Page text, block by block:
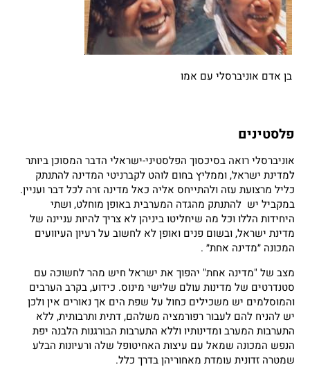
בן אדם אוניברסלי עם אמו
פלסטינים
אוניברסלי רואה בסיכסוך הפלסטיני-ישראלי הדבר המסוכן ביותר
למדינת ישראל, וממליץ בחום לוהט לקברניטי המדינה להתנתק
כליל מרצועת עזה ולהתייחס אליה כאל מדינה זרה לכל דבר ועניין.
במקביל יש להתנתק מהגדה המערבית באופן מוחלט, ושתי
היחידות הללו וכל מה שיחליטו ביניהן לא צריך להיות עניינה של
מדינת ישראל, ובשום פנים ואופן לא לחשוב על רעיון העיוועים
המכונה ״מדינה אחת״ .
מצב של "מדינה אחת" יהפוך את ישראל חיש מהר לחשוכה עם
סטנדרטים של מדינות עולם שלישי מינוס. כידוע, בקרב הערבים
והמוסלמים יש משכילים כחול על שפת הים אך נאורים אין ולכן
יש להניח להם לעבור רפורמציה משלהם, דתית ותרבותית, ללא
התערבות המערב ומדינותיו וללא התערבות הבורגנות הלבנה יפת
הנפש המכונה שמאל עם עיצות האחיטופל שלה ורעיונות הבלע
שמטרה זדונית עומדת מאחוריהן בדרך כלל.